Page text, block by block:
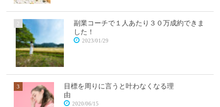
副業コーチで１人あたり３０万成約できま
した！
2023/01/29
目標を周りに言うと叶わなくなる理
由
2020/06/15